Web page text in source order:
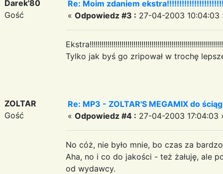
Darek'80
Gość
Re: Moim zdaniem
« Odpowiedz #3 : 27-04-2003 10:04:03
Tylko jak byś go zripował w trochę
ZOLTAR
Gość
Re: MP3 - ZOLTAR'S MEGAMIX do
« Odpowiedz #4 : 27-04-2003 17:04:03
No cóż, nie było mnie, bo czas za
Aha, no i co do jakości - też żałuję, ale
od wydawcy.